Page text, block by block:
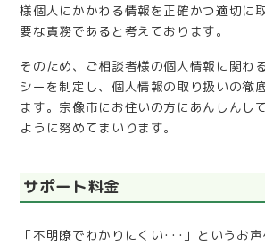
様個人にかかわる情報を正確かつ適切に
要な責務であると考えております。
そのため、ご相談者様の個人情報に関わ
シーを制定し、個人情報の取り扱いの徹
ます。宗像市にお住いの方にあんしんし
ように努めてまいります。
サポート料金
「不明瞭でわかりにくい･･･」というお